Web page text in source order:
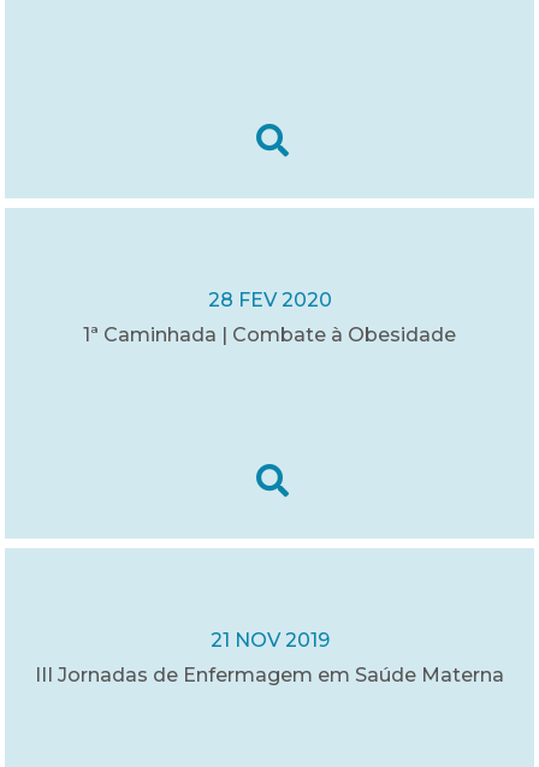
28 FEV 2020
1ª Caminhada | Combate à Obesidade
21 NOV 2019
III Jornadas de Enfermagem em Saúde Materna